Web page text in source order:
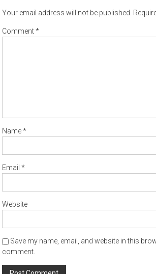
Your email address will not be published.
Comment*
Name*
Email*
Website
Save my name, email, and website in this
comment.